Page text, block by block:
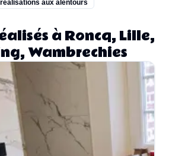
aux alentours
à Roncq, Lille,
Wambrechies